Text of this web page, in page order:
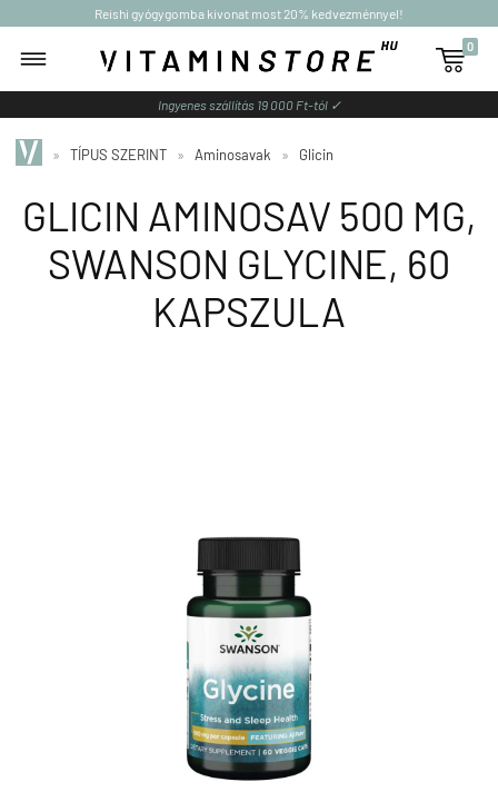
Reishi gyógygomba kivonat most 20% kedvezménnyel!

0
Ingyenes szállítás 19 000 Ft-tól ✓
» TÍPUS SZERINT » Aminosavak » Glicin
GLICIN AMINOSAV 500 MG,
SWANSON GLYCINE, 60
KAPSZULA